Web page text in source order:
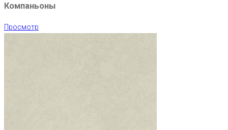
Компаньоны
Просмотр